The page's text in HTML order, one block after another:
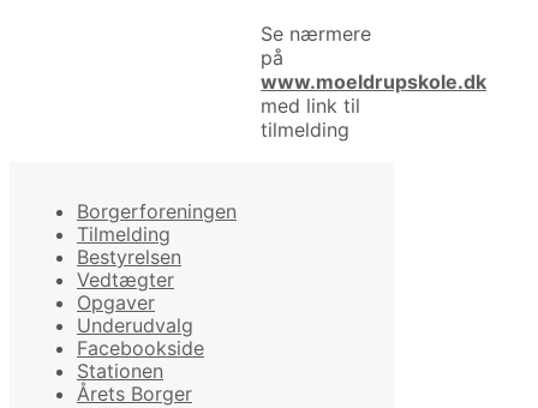
Se nærmere
på
www.moeldrupskole.dk
med link til
tilmelding
Borgerforeningen
Tilmelding
Bestyrelsen
Vedtægter
Opgaver
Underudvalg
Facebookside
Stationen
Årets Borger